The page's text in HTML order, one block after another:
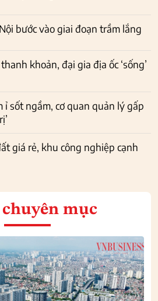
bước vào giai đoạn trầm lắng
khoản, đại gia địa ốc ‘sống’
sốt ngầm, cơ quan quản lý gấp
giá rẻ, khu công nghiệp cạnh
chuyên mục